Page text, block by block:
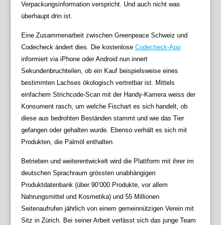
Verpackungsinformation verspricht. Und auch nicht was
überhaupt drin ist.
Eine Zusammenarbeit zwischen Greenpeace Schweiz und
Codecheck ändert dies. Die kostenlose Codecheck-App
informiert via iPhone oder Android nun innert
Sekundenbruchteilen, ob ein Kauf beispielsweise eines
bestimmten Lachses ökologisch vertretbar ist. Mittels
einfachem Strichcode-Scan mit der Handy-Kamera weiss der
Konsument rasch, um welche Fischart es sich handelt, ob
diese aus bedrohten Beständen stammt und wie das Tier
gefangen oder gehalten wurde. Ebenso verhält es sich mit
Produkten, die Palmöl enthalten.
Betrieben und weiterentwickelt wird die Plattform mit ihrer im
deutschen Sprachraum grössten unabhängigen
Produktdatenbank (über 90’000 Produkte, vor allem
Nahrungsmittel und Kosmetika) und 55 Millionen
Seitenaufrufen jährlich von einem gemeinnützigen Verein mit
Sitz in Zürich. Bei seiner Arbeit verlässt sich das junge Team